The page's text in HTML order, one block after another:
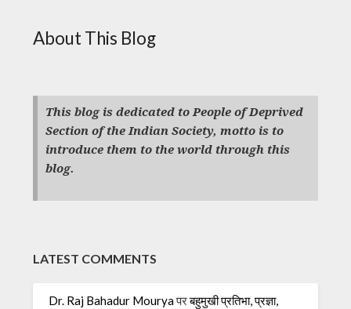
About This Blog
This blog is dedicated to People of Deprived
Section of the Indian Society, motto is to
introduce them to the world through this
blog.
LATEST COMMENTS
Dr. Raj Bahadur Mouryaपरबहुमुखी प्रतिभा, प्रज्ञा,